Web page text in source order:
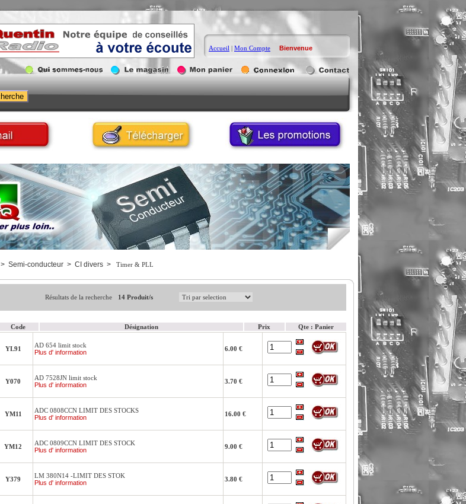
Accueil | Mon Compte Bienvenue
> Semi-conducteur> CI divers> Timer & PLL
Résultats de la recherche 14 Produit/s
Code Désignation Prix Qte : Panier
YL91
AD 654 limit stock
Plus d' information
6.00 €
Y070
AD 7528JN limit stock
Plus d' information
3.70 €
YM11
ADC 0808CCN LIMIT DES STOCKS
Plus d' information
16.00 €
YM12
ADC 0809CCN LIMIT DES STOCK
Plus d' information
9.00 €
Y379
LM 380N14 -LIMIT DES STOK
Plus d' information
3.80 €